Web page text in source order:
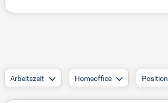
Arbeitszeit Homeoffice Position